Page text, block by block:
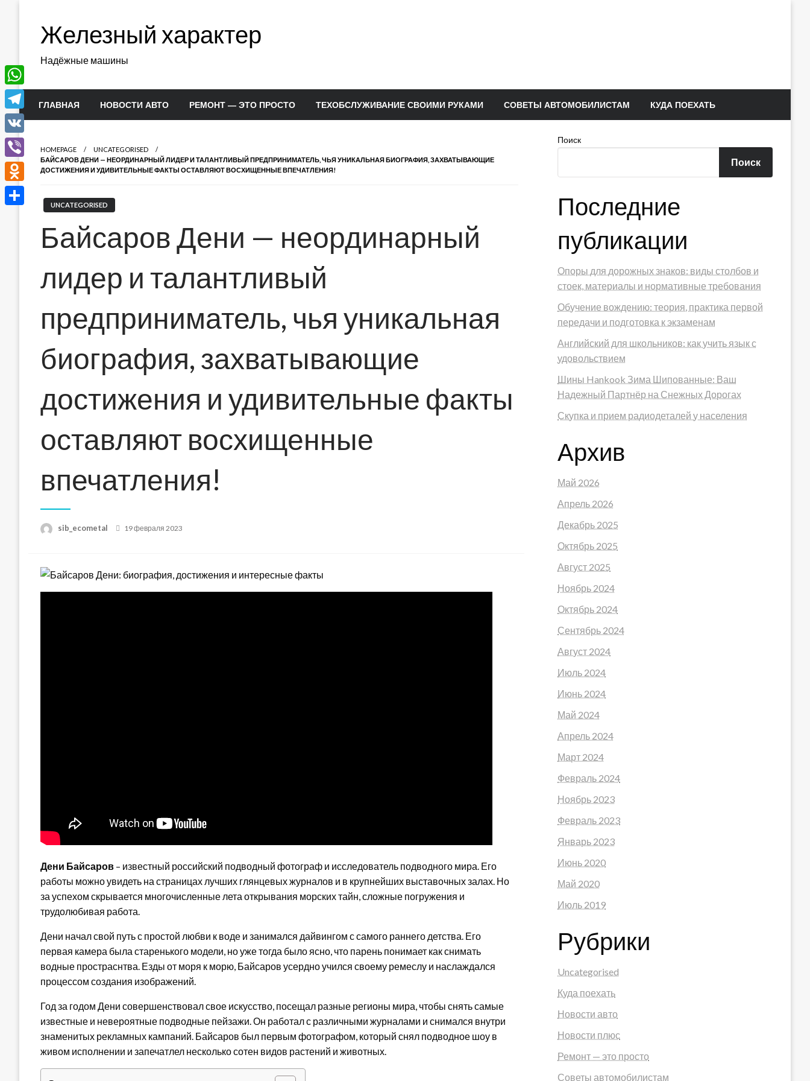
содержимомуЖелезный характер
Надёжные машины
ГЛАВНАЯ НОВОСТИ АВТО РЕМОНТ — ЭТО ПРОСТО ТЕХОБСЛУЖИВАНИЕ СВОИМИ РУКАМИ СОВЕТЫ АВТОМОБИЛИСТАМ КУДА ПОЕХАТЬ
HOMEPAGE
UNCATEGORISED
БАЙСАРОВ ДЕНИ — НЕОРДИНАРНЫЙ ЛИДЕР И ТАЛАНТЛИВЫЙ ПРЕДПРИНИМАТЕЛЬ, ЧЬЯ УНИКАЛЬНАЯ БИОГРАФИЯ, ЗАХВАТЫВАЮЩИЕ
ДОСТИЖЕНИЯ И УДИВИТЕЛЬНЫЕ ФАКТЫ ОСТАВЛЯЮТ ВОСХИЩЕННЫЕ ВПЕЧАТЛЕНИЯ!
UNCATEGORISED
Байсаров Дени — неординарный
лидер и талантливый
предприниматель, чья уникальная
биография, захватывающие
достижения и удивительные факты
оставляют восхищенные
впечатления!
sib_ecometal
Posted
19 февраля 2023
Дени Байсаров – известный российский подводный фотограф и исследователь подводного мира. Его
работы можно увидеть на страницах лучших глянцевых журналов и в крупнейших выставочных залах. Но
за успехом скрывается многочисленные лета открывания морских тайн, сложные погружения и
трудолюбивая работа.
Дени начал свой путь с простой любви к воде и занимался дайвингом с самого раннего детства. Его
первая камера была старенького модели, но уже тогда было ясно, что парень понимает как снимать
водные простраснтва. Езды от моря к морю, Байсаров усердно учился своему ремеслу и наслаждался
процессом создания изображений.
Год за годом Дени совершенствовал свое искусство, посещал разные регионы мира, чтобы снять самые
известные и невероятные подводные пейзажи. Он работал с различными журналами и снимался внутри
знаменитых рекламных кампаний. Байсаров был первым фотографом, который снял подводное шоу в
живом исполнении и запечатлел несколько сотен видов растений и животных.
Поиск
Поиск
Последние
публикации
Опоры для дорожных знаков: виды столбов и
стоек, материалы и нормативные требования
Обучение вождению: теория, практика первой
передачи и подготовка к экзаменам
Английский для школьников: как учить язык с
удовольствием
Шины Hankook Зима Шипованные: Ваш
Надежный Партнёр на Снежных Дорогах
Скупка и прием радиодеталей у населения
Архив
Май 2026
Апрель 2026
Декабрь 2025
Октябрь 2025
Август 2025
Ноябрь 2024
Октябрь 2024
Сентябрь 2024
Август 2024
Июль 2024
Июнь 2024
Май 2024
Апрель 2024
Март 2024
Февраль 2024
Ноябрь 2023
Февраль 2023
Январь 2023
Июнь 2020
Май 2020
Июль 2019
Рубрики
Uncategorised
Куда поехать
Новости авто
Новости плюс
Ремонт — это просто
Советы автомобилистам
WhatsApp
Telegram
VK
Viber
Odnoklassniki
Отправить